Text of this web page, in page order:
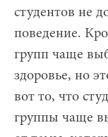
студентов не
поведение.
групп чаще
здоровье, но
вот то, что
группы чаще